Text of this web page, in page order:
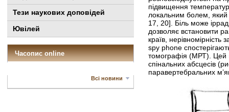
Тези наукових доповідей
Ювілей
Часопис online
Всі новини
підвищення
локальним болем, який
17, 20]. Біль може
дозволяє встановити
країв,
spy phone
томографія (МРТ). Цей
спінальних абсцесів
паравертебральних